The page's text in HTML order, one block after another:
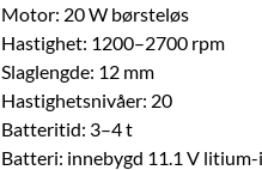
Motor: 20 W børsteløs
Hastighet: 1200–2700 rpm
Slaglengde: 12 mm
Hastighetsnivåer: 20
Batteritid: 3–4 t
Batteri: innebygd 11.1 V